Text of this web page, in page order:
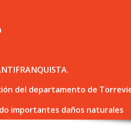
del departamento de
importantes daños naturales